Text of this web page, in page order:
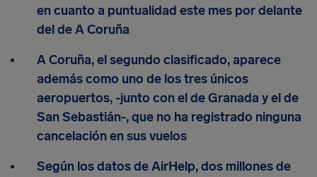
en cuanto a puntualidad este mes por delante
del de A Coruña
A Coruña, el segundo clasificado, aparece
además como uno de los tres únicos
aeropuertos, -junto con el de Granada y el de
San Sebastián-, que no ha registrado ninguna
cancelación en sus vuelos
Según los datos de AirHelp, dos millones de